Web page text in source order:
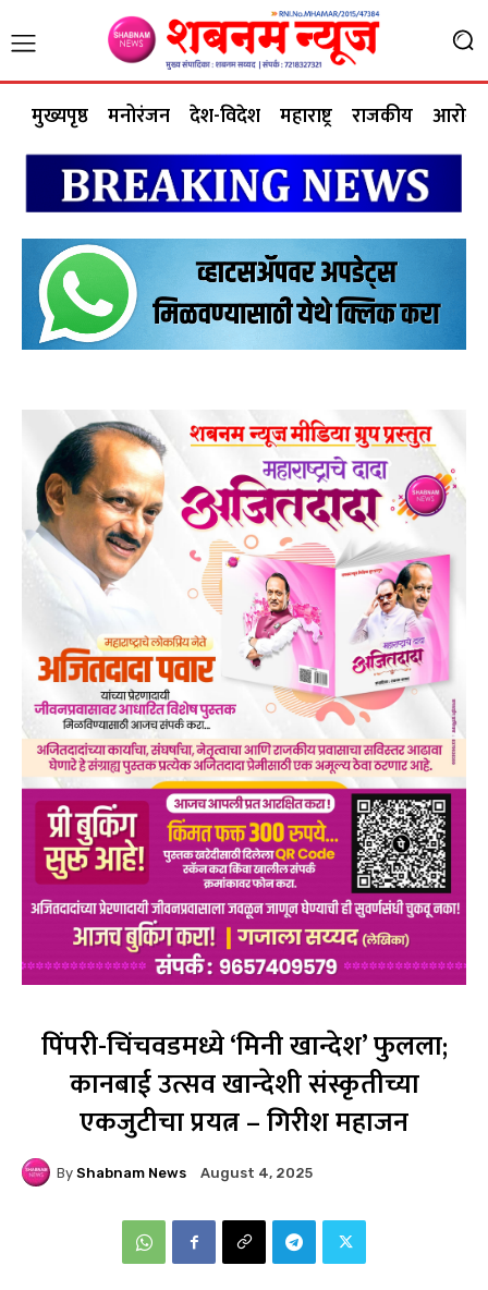
मुख्यपृष्ठ मनोरंजन देश-विदेश महाराष्ट्र राजकीय आरोग्य
पिंपरी-चिंचवडमध्ये ‘मिनी खान्देश’ फुलला;
कानबाई उत्सव खान्देशी संस्कृतीच्या
एकजुटीचा प्रयत्न – गिरीश महाजन
By Shabnam News August 4, 2025